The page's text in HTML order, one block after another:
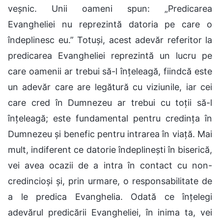
veșnic. Unii oameni spun: „Predicarea
Evangheliei nu reprezintă datoria pe care o
îndeplinesc eu.” Totuși, acest adevăr referitor la
predicarea Evangheliei reprezintă un lucru pe
care oamenii ar trebui să-l înțeleagă, fiindcă este
un adevăr care are legătură cu viziunile, iar cei
care cred în Dumnezeu ar trebui cu toții să-l
înțeleagă; este fundamental pentru credința în
Dumnezeu și benefic pentru intrarea în viață. Mai
mult, indiferent ce datorie îndeplinești în biserică,
vei avea ocazii de a intra în contact cu non-
credincioși și, prin urmare, o responsabilitate de
a le predica Evanghelia. Odată ce înțelegi
adevărul predicării Evangheliei, în inima ta, vei